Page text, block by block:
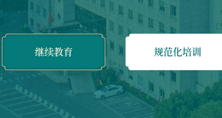
继续教育 规范化培训